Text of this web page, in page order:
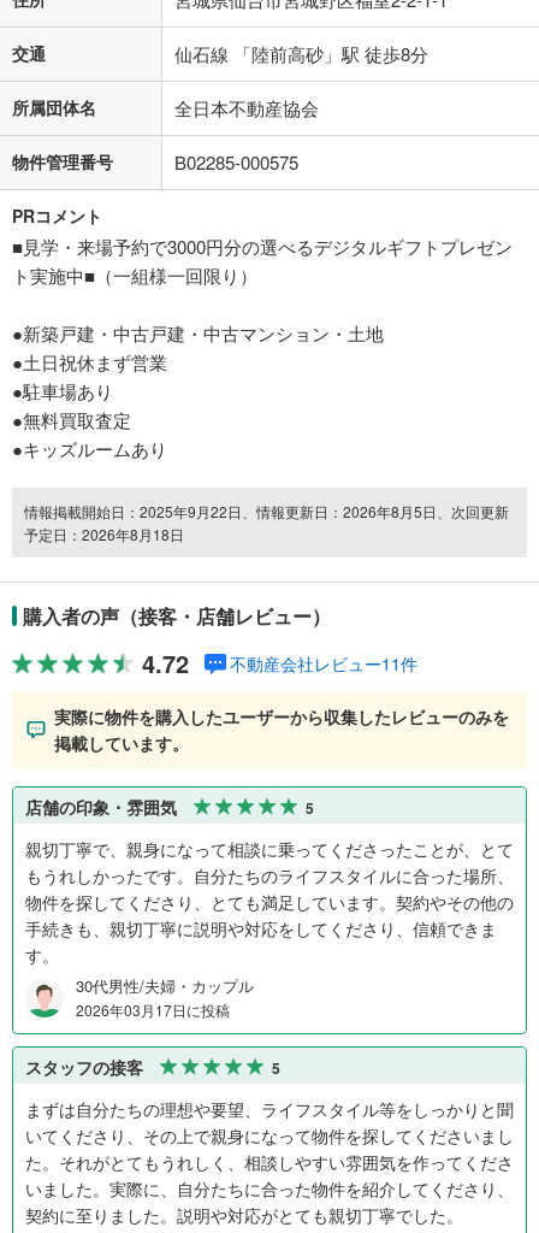
交通 仙石線 「陸前高砂」駅 徒歩8分
所属団体名 全日本不動産協会
物件管理番号 B02285-000575
PRコメント
■見学・来場予約で3000円分の選べるデジタルギフトプレゼン
ト実施中■（一組様一回限り）
●新築戸建・中古戸建・中古マンション・土地
●土日祝休まず営業
●駐車場あり
●無料買取査定
●キッズルームあり
情報掲載開始日：2025年9月22日、情報更新日：2026年8月5日、次回更新
予定日：2026年8月18日
購入者の声（接客・店舗レビュー）
4.72 不動産会社レビュー11件
実際に物件を購入したユーザーから収集したレビューのみを
掲載しています。
店舗の印象・雰囲気 5
親切丁寧で、親身になって相談に乗ってくださったことが、とて
もうれしかったです。自分たちのライフスタイルに合った場所、
物件を探してくださり、とても満足しています。契約やその他の
手続きも、親切丁寧に説明や対応をしてくださり、信頼できま
す。
30代男性/夫婦・カップル
2026年03月17日に投稿
スタッフの接客 5
まずは自分たちの理想や要望、ライフスタイル等をしっかりと聞
いてくださり、その上で親身になって物件を探してくださいまし
た。それがとてもうれしく、相談しやすい雰囲気を作ってくださ
いました。実際に、自分たちに合った物件を紹介してくださり、
契約に至りました。説明や対応がとても親切丁寧でした。